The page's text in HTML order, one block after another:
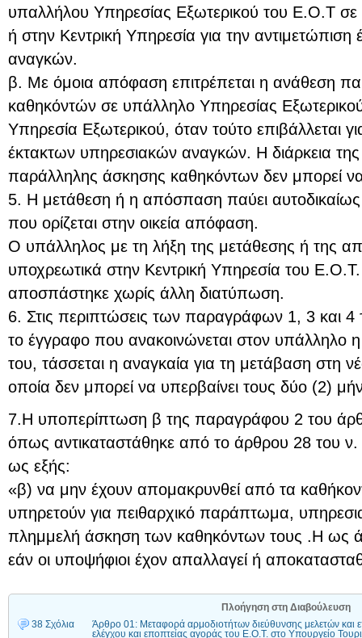
υπαλλήλου Υπηρεσίας Εξωτερικού του Ε.Ο.Τ σε
ή στην Κεντρική Υπηρεσία για την
αναγκών.
β. Με όμοια απόφαση επιτρέπεται η ανάθεση
καθηκόντών σε υπάλληλο Υπηρεσίας
Υπηρεσία Εξωτερικού, όταν τούτο επιβάλλεται
έκτακτων υπηρεσιακών αναγκών. Η διάρκεια
παράλληλης άσκησης καθηκόντων δεν μπορεί να
5. Η μετάθεση ή η απόσπαση παύει αυτοδικαίως
που ορίζεται στην οικεία απόφαση.
Ο υπάλληλος με τη λήξη της μετάθεσης ή της
υποχρεωτικά στην Κεντρική Υπηρεσία του
αποσπάστηκε χωρίς άλλη διατύπωση.
6. Στις περιπτώσεις των παραγράφων 1, 3 και
το έγγραφο που ανακοινώνεται στον
του, τάσσεται η αναγκαία για τη μετάβαση στη
οποία δεν μπορεί να υπερβαίνει τους δύο (2)
7.Η υποπερίπτωση β της παραγράφου 2 του
όπως αντικαταστάθηκε από το άρθρου 28 του ν.
ως εξής:
«β) να μην έχουν απομακρυνθεί από τα
υπηρετούν για πειθαρχικό παράπτωμα,
πλημμελή άσκηση των καθηκόντων τους .Η ως
εάν οι υποψήφιοι έχον απαλλαγεί ή
Πλοήγηση στη Διαβούλευση
38 Σχόλια
Άρθρο 01: Μεταφορά αρμοδιοτήτων διεύθυνσης μελετών και
ελέγχου και εποπτείας αγοράς του Ε.Ο.Τ. στο Υπουργείο